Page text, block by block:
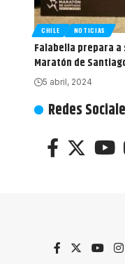
CHILE NOTICIAS
Falabella prepara
Maratón de
5 abril, 2024
Redes